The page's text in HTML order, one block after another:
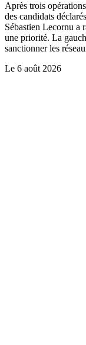
Après trois
des candidats
Sébastien Lecornu a
une priorité. La
sanctionner les
Le 6 août 2026